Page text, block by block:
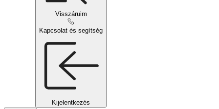
Visszáruim
Kapcsolat és segítség
Kijelentkezés